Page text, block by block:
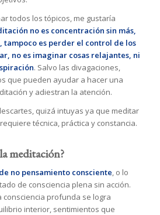
todos los tópicos, me gustaría
no es concentración sin más,
tampoco es perder el control de los
no es imaginar cosas relajantes, ni
. Salvo las divagaciones,
que pueden ayudar a hacer una
y adiestran la atención.
quizá intuyas ya que meditar
técnica, práctica y constancia.
meditación?
no pensamiento consciente, o lo
de consciencia plena sin acción.
consciencia profunda se logra
interior, sentimientos que